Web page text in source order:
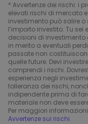
* Avvertenze dei rischi: i
elevati rischi di mercato
investimento può salire o
l’importo investito. Tu
decisioni di
in merito a eventuali
passate non
quelle future. Devi
comprendi i rischi.
esperienza negli
tolleranza dei rischi,
indipendente prima di
materiale non deve
Per maggiori
Avvertenze sui rischi.